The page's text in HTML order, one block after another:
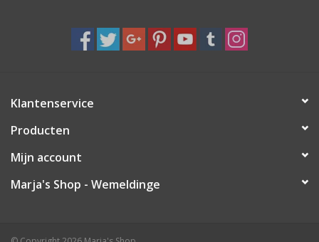
Speelgoed & hobby
Cadeau & feest
Contact/Locatie
Klantenservice
Producten
Mijn account
Marja's Shop - Wemeldinge